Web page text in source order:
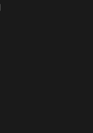
2009